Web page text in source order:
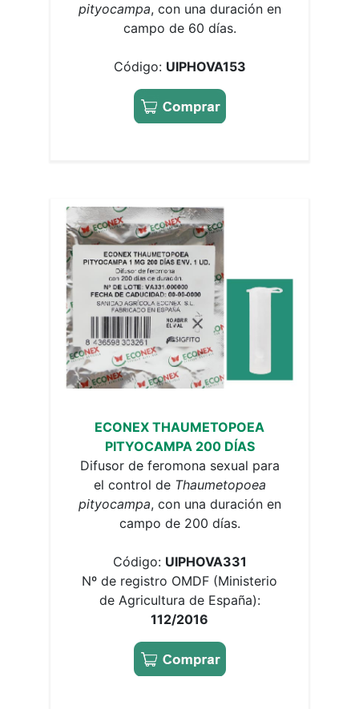
pityocampa, con una duración en
campo de 60 días.
Código: UIPHOVA153
ECONEX THAUMETOPOEA
PITYOCAMPA 200 DÍAS
Difusor de feromona sexual para
el control de Thaumetopoea
pityocampa, con una duración en
campo de 200 días.
Código: UIPHOVA331
Nº de registro OMDF (Ministerio
de Agricultura de España):
112/2016